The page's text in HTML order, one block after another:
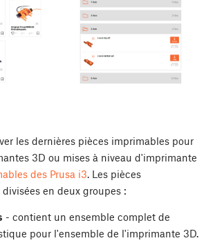
les dernières pièces imprimables pour
3D ou mises à niveau d'imprimante
des Prusa i3. Les pièces
en deux groupes :
- contient un ensemble complet de
pour l'ensemble de l'imprimante 3D.